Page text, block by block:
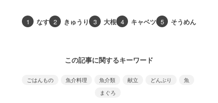
1 なす 2 きゅうり 3 大根 4 キャベツ 5 そうめん
この記事に関するキーワード
ごはんもの 魚介料理 魚介類 献立 どんぶり
魚
まぐろ